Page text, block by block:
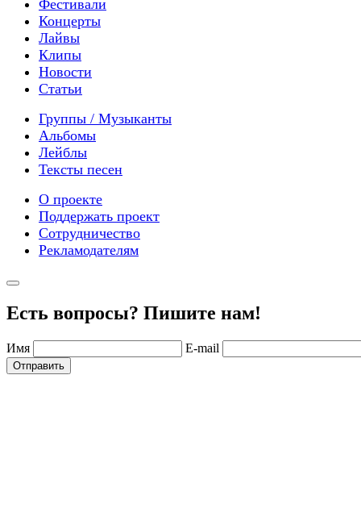
Фестивали
Концерты
Лайвы
Клипы
Новости
Статьи
Группы / Музыканты
Альбомы
Лейблы
Тексты песен
О проекте
Поддержать проект
Сотрудничество
Рекламодателям
Есть вопросы? Пишите нам!
Имя E-mail